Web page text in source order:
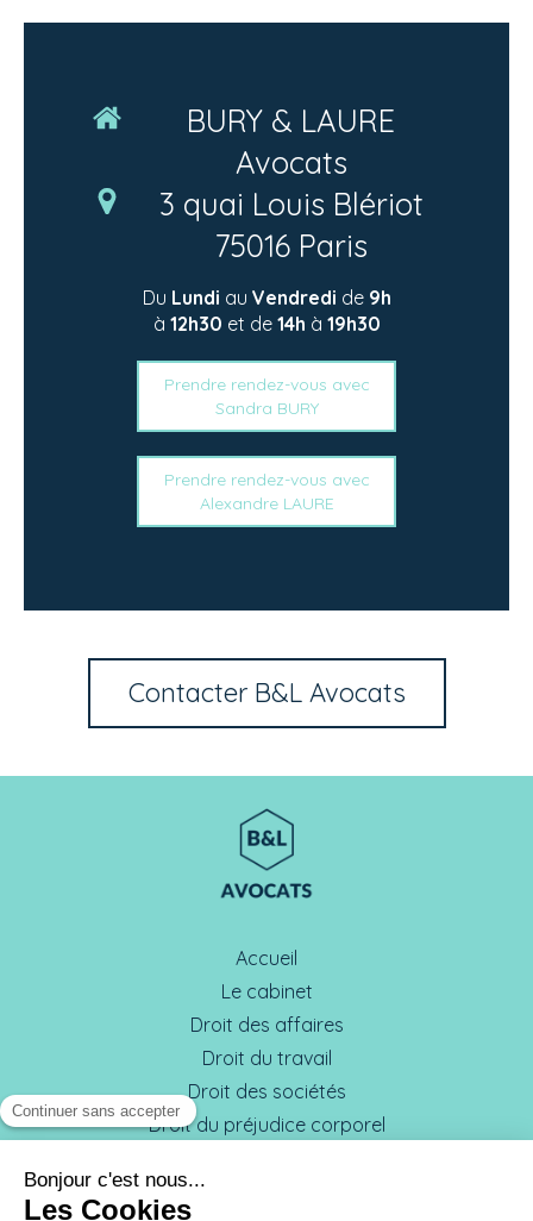
BURY & LAURE
Avocats
3 quai Louis Blériot
75016 Paris
Du Lundi au Vendredi de 9h
à 12h30 et de 14h à 19h30
Prendre rendez-vous avec
Sandra BURY
Prendre rendez-vous avec
Alexandre LAURE
Contacter B&L Avocats
Accueil
Le cabinet
Droit des affaires
Droit du travail
Droit des sociétés
Droit du préjudice corporel